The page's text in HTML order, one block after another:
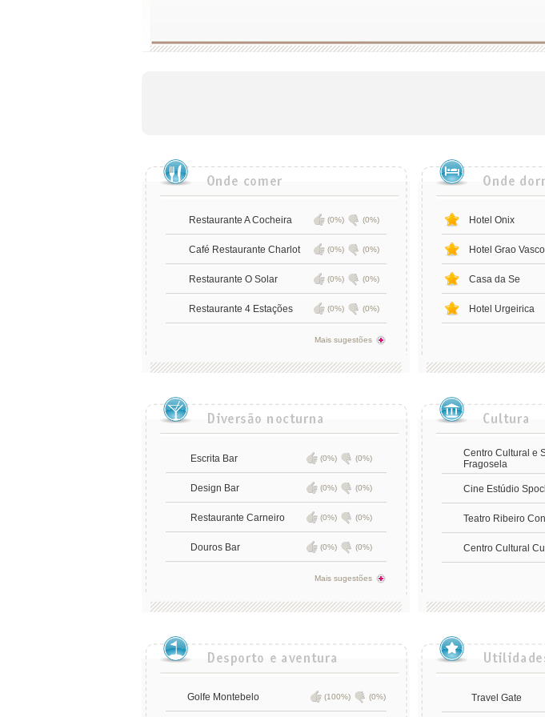
Restaurante A Cocheira (0%) (0%)
Café Restaurante Charlot (0%) (0%)
Restaurante O Solar (0%) (0%)
Restaurante 4 Estações (0%) (0%)
Mais sugestões
Hotel Onix
Hotel Grao Vasco
Casa da Se
Hotel Urgeirica
Escrita Bar (0%) (0%)
Design Bar (0%) (0%)
Restaurante Carneiro (0%) (0%)
Douros Bar (0%) (0%)
Mais sugestões
Centro Cultural e
Fragosela
Cine Estúdio
Teatro Ribeiro
Centro Cultural
Golfe Montebelo (100%) (0%) Travel Gate